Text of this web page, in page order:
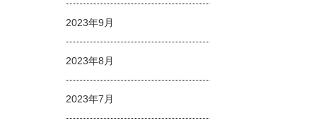
2023年9月
2023年8月
2023年7月